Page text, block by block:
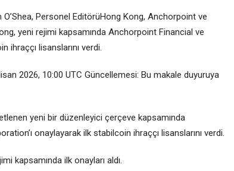
Personel EditörüHong Kong, Anchorpoint ve
yeni rejimi kapsamında Anchorpoint Financial ve
ihraççı lisanslarını verdi.
2026, 10:00 UTC Güncellemesi: Bu makale duyuruya
yeni bir düzenleyici çerçeve kapsamında
onaylayarak ilk stabilcoin ihraççı lisanslarını verdi.
kapsamında ilk onayları aldı.